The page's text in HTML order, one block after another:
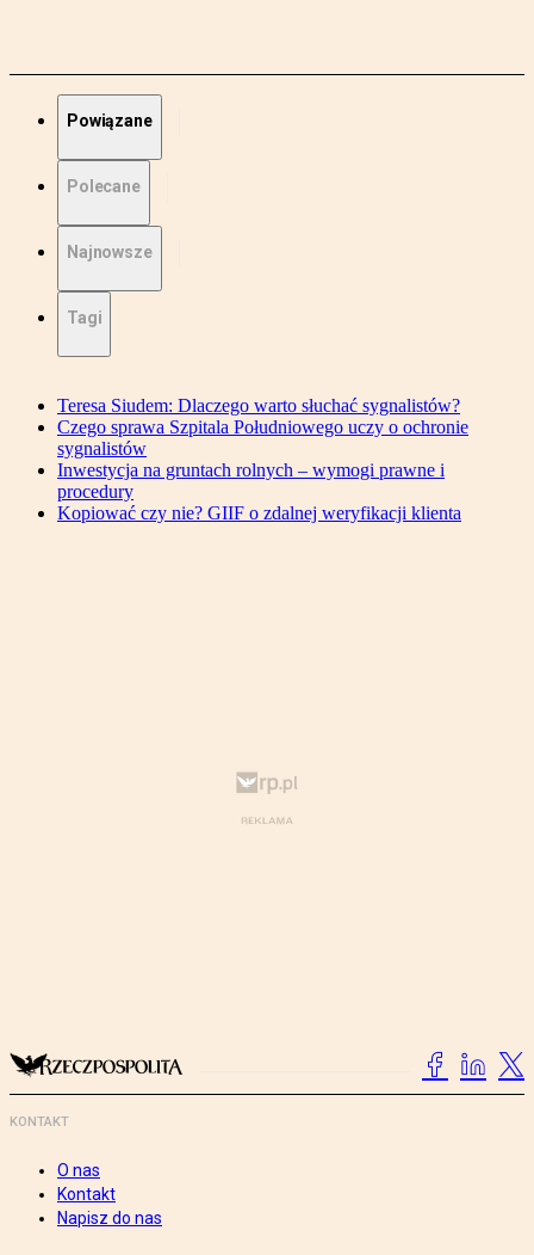
Powiązane
Polecane
Najnowsze
Tagi
Teresa Siudem: Dlaczego warto słuchać sygnalistów?
Czego sprawa Szpitala Południowego uczy o ochronie
sygnalistów
Inwestycja na gruntach rolnych – wymogi prawne i
procedury
Kopiować czy nie? GIIF o zdalnej weryfikacji klienta
KONTAKT
O nas
Kontakt
Napisz do nas